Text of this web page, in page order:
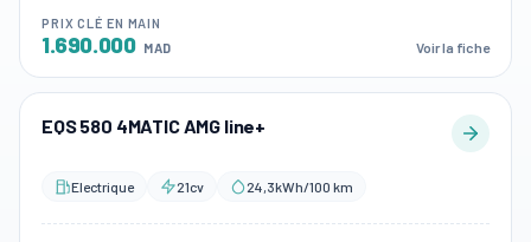
PRIX CLÉ EN MAIN
1.690.000 MAD Voir la fiche
EQS 580 4MATIC AMG line+
Electrique 21cv 24,3kWh/100 km